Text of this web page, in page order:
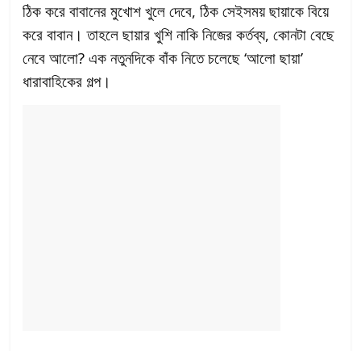
ঠিক করে বাবানের মুখোশ খুলে দেবে, ঠিক সেইসময় ছায়াকে বিয়ে
করে বাবান। তাহলে ছায়ার খুশি নাকি নিজের কর্তব্য, কোনটা বেছে
নেবে আলো? এক নতুনদিকে বাঁক নিতে চলেছে ‘আলো ছায়া’
ধারাবাহিকের গল্প।